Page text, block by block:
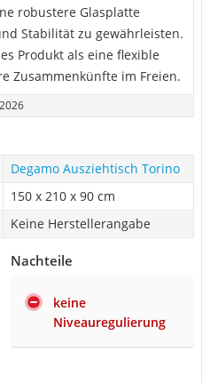
robustere Glasplatte
Stabilität zu gewährleisten.
Produkt als eine flexible
Zusammenkünfte im Freien.
Degamo Ausziehtisch Torino
150 x 210 x 90 cm
Keine Herstellerangabe
Nachteile
keine
Niveauregulierung